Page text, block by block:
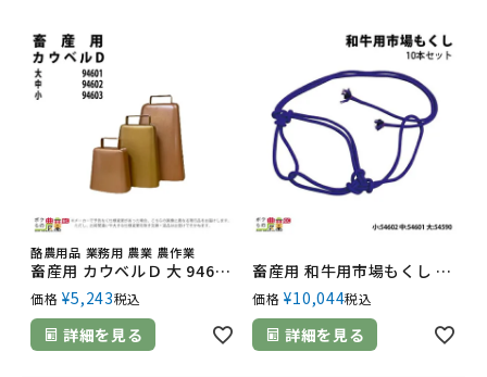
酪農用品 業務用 農業 農作業
畜産用 カウベルＤ 大 94601 中 94602 小 94603 畜産 酪農 牧畜 産業動物 牛 豚 養豚 家畜 畜産用品
価格 ¥5,243税込
詳細を見る
畜産用 和牛用市場もくし 10本セット 小 54602 中 54601 大 54590 酪農用品 農業 農作業
価格 ¥10,044税込
詳細を見る